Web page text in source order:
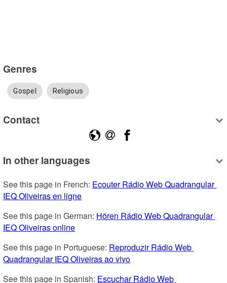
Genres
Gospel Religious
Contact
In other languages
See this page in French: Ecouter Rádio Web Quadrangular
IEQ Oliveiras en ligne
See this page in German: Hören Rádio Web Quadrangular
IEQ Oliveiras online
See this page in Portuguese: Reproduzir Rádio Web
Quadrangular IEQ Oliveiras ao vivo
See this page in Spanish: Escuchar Rádio Web